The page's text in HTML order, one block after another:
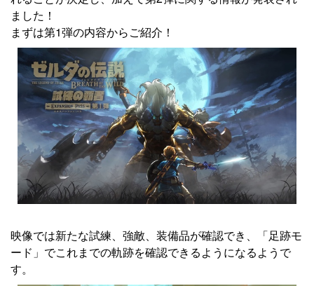
ました！
まずは第1弾の内容からご紹介！
映像では新たな試練、強敵、装備品が確認でき、「足跡モ
ード」でこれまでの軌跡を確認できるようになるようで
す。